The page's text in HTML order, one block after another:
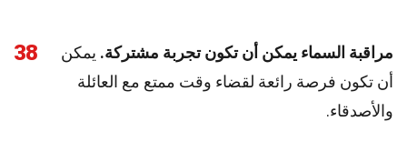
38 مراقبة السماء يمكن أن تكون تجربة مشتركة. يمكن
أن تكون فرصة رائعة لقضاء وقت ممتع مع العائلة
والأصدقاء.